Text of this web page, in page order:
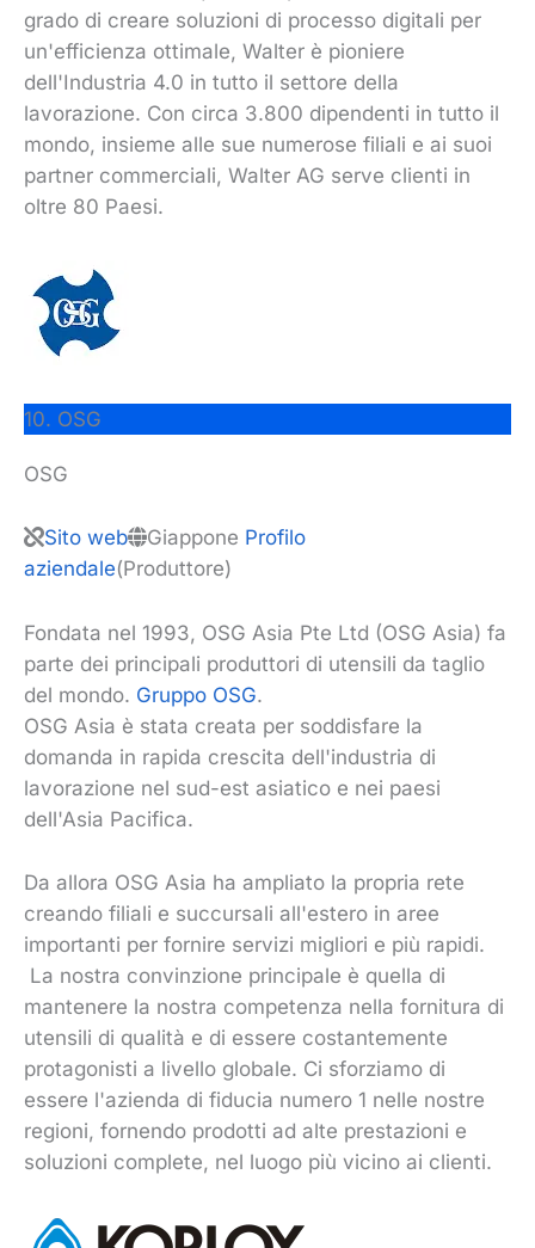
grado di creare soluzioni di processo digitali per
un'efficienza ottimale, Walter è pioniere
dell'Industria 4.0 in tutto il settore della
lavorazione. Con circa 3.800 dipendenti in tutto il
mondo, insieme alle sue numerose filiali e ai suoi
partner commerciali, Walter AG serve clienti in
oltre 80 Paesi.
10. OSG
OSG
Sito web Giappone Profilo
aziendale(Produttore)
Fondata nel 1993, OSG Asia Pte Ltd (OSG Asia) fa
parte dei principali produttori di utensili da taglio
del mondo. Gruppo OSG.
OSG Asia è stata creata per soddisfare la
domanda in rapida crescita dell'industria di
lavorazione nel sud-est asiatico e nei paesi
dell'Asia Pacifica.
Da allora OSG Asia ha ampliato la propria rete
creando filiali e succursali all'estero in aree
importanti per fornire servizi migliori e più rapidi.
La nostra convinzione principale è quella di
mantenere la nostra competenza nella fornitura di
utensili di qualità e di essere costantemente
protagonisti a livello globale. Ci sforziamo di
essere l'azienda di fiducia numero 1 nelle nostre
regioni, fornendo prodotti ad alte prestazioni e
soluzioni complete, nel luogo più vicino ai clienti.